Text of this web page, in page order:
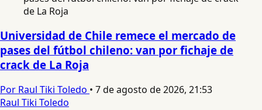
Universidad de Chile remece el mercado de
pases del fútbol chileno: van por fichaje de
crack de La Roja
Por Raul Tiki Toledo • 7 de agosto de 2026, 21:53
Raul Tiki Toledo